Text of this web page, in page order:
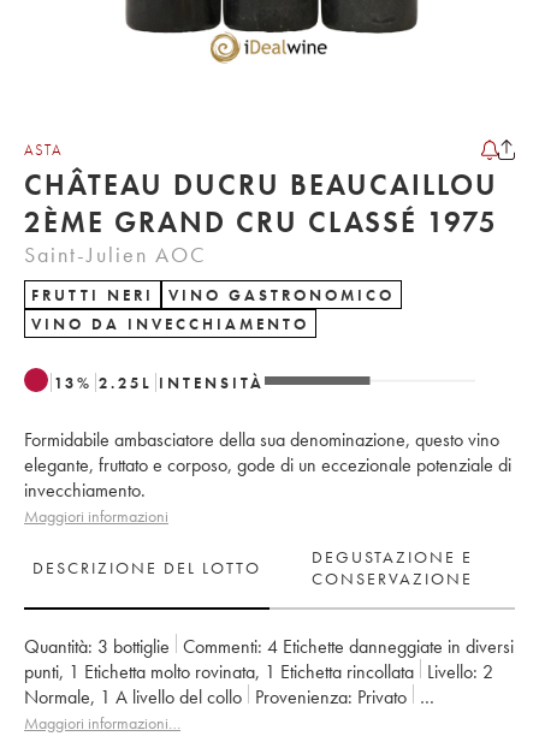
ASTA
CHÂTEAU DUCRU BEAUCAILLOU
2ÈME GRAND CRU CLASSÉ 1975
Saint-Julien AOC
FRUTTI NERI
VINO GASTRONOMICO
VINO DA INVECCHIAMENTO
13% 2.25 L INTENSITÀ
Formidabile ambasciatore della sua denominazione, questo vino
elegante, fruttato e corposo, gode di un eccezionale potenziale di
invecchiamento.
Maggiori informazioni
DESCRIZIONE DEL LOTTO
DEGUSTAZIONE E
CONSERVAZIONE
Quantità: 3 bottiglie Commenti: 4 Etichette danneggiate in diversi
punti, 1 Etichetta molto rovinata, 1 Etichetta rincollata Livello: 2
Normale, 1 A livello del collo Provenienza:
privato
IVA detraibile:
no
Maggiori informazioni…